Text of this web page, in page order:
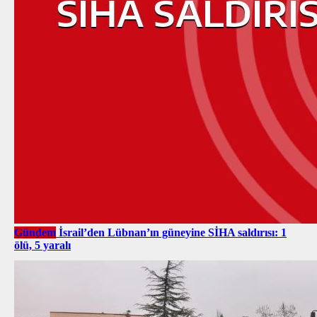
Gündem İsrail’den Lübnan’ın güneyine SİHA saldırısı: 1
ölü, 5 yaralı